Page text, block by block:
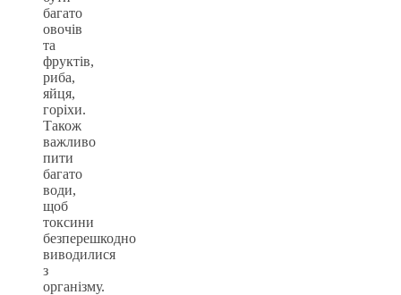
багато
овочів
та
фруктів,
риба,
яйця,
горіхи.
Також
важливо
пити
багато
води,
щоб
токсини
безперешкодно
виводилися
з
організму.